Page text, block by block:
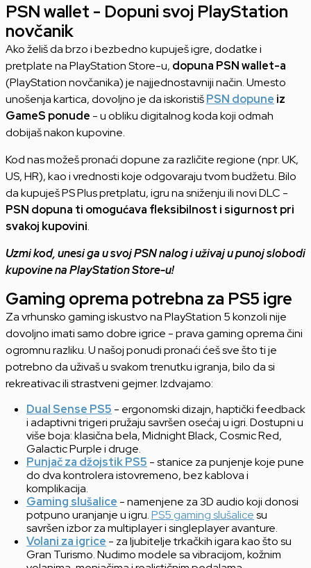
PSN wallet - Dopuni svoj PlayStation
novčanik
Ako želiš da brzo i bezbedno kupuješ igre, dodatke i
pretplate na PlayStation Store-u, dopuna PSN wallet-a
(PlayStation novčanika) je najjednostavniji način. Umesto
unošenja kartica, dovoljno je da iskoristišPSN dopune iz
GameS ponude - u obliku digitalnog koda koji odmah
dobijaš nakon kupovine.
Kod nas možeš pronaći dopune za različite regione (npr. UK,
US, HR), kao i vrednosti koje odgovaraju tvom budžetu. Bilo
da kupuješ PS Plus pretplatu, igru na sniženju ili novi DLC -
PSN dopuna ti omogućava fleksibilnost i sigurnost pri
svakoj kupovini.
Uzmi kod, unesi ga u svoj PSN nalog i uživaj u punoj slobodi
kupovine na PlayStation Store-u!
Gaming oprema potrebna za PS5 igre
Za vrhunsko gaming iskustvo na PlayStation 5 konzoli nije
dovoljno imati samo dobre igrice - prava gaming oprema čini
ogromnu razliku. U našoj ponudi pronaći ćeš sve što ti je
potrebno da uživaš u svakom trenutku igranja, bilo da si
rekreativac ili strastveni gejmer. Izdvajamo:
Dual Sense PS5 - ergonomski dizajn, haptički feedback
i adaptivni trigeri pružaju savršen osećaj u igri. Dostupni u
više boja: klasična bela, Midnight Black, Cosmic Red,
Galactic Purple i druge.
Punjač za džojstik PS5 - stanice za punjenje koje pune
do dva kontrolera istovremeno, bez kablova i
komplikacija.
Gaming slušalice - namenjene za 3D audio koji donosi
potpuno uranjanje u igru.PS5 gaming slušalicesu
savršen izbor za multiplayer i singleplayer avanture.
Volani za igrice - za ljubitelje trkačkih igara kao što su
Gran Turismo. Nudimo modele sa vibracijom, kožnim